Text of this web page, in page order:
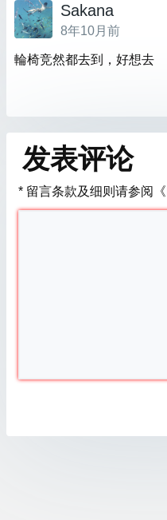
Sakana
8年10月前
輪椅竞然都去到，好想去
发表评论
* 留言条款及细则请参阅《